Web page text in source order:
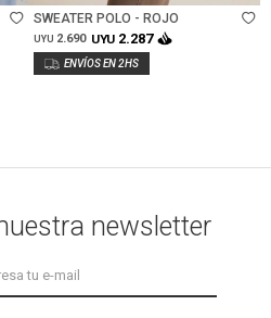
SWEATER POLO - ROJO
UYU 2.690 UYU 2.287
newsletter